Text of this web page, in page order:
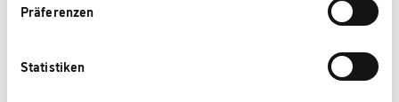
Präferenzen
Statistiken